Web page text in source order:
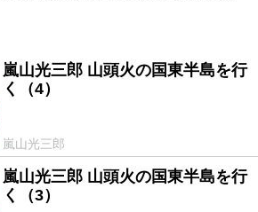
嵐山光三郎 山頭火の国東半島を行
く（4）
嵐山光三郎
嵐山光三郎 山頭火の国東半島を行
く（3）